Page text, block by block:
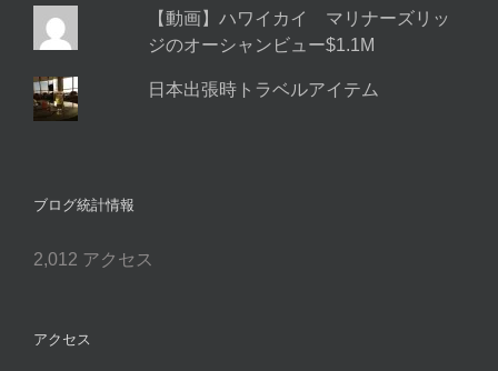
【動画】ハワイカイ マリナーズリッ
ジのオーシャンビュー$1.1M
日本出張時トラベルアイテム
ブログ統計情報
2,012 アクセス
アクセス